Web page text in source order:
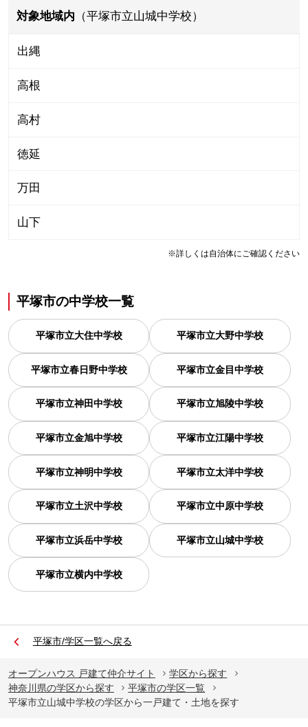
対象地域内 （平塚市立山城中学校）
出縄
高根
高村
徳延
万田
山下
※詳しくは自治体にご確認ください
平塚市の中学校一覧
平塚市立大住中学校 平塚市立大野中学校
平塚市立春日野中学校 平塚市立金目中学校
平塚市立神田中学校 平塚市立旭陵中学校
平塚市立金旭中学校 平塚市立江陽中学校
平塚市立神明中学校 平塚市立太洋中学校
平塚市立土沢中学校 平塚市立中原中学校
平塚市立浜岳中学校 平塚市立山城中学校
平塚市立横内中学校
平塚市/学区一覧へ戻る
オープンハウス 戸建て仲介サイト
学区から探す
神奈川県の学区から探す
平塚市の学区一覧
平塚市立山城中学校の学区から一戸建て・土地を探す